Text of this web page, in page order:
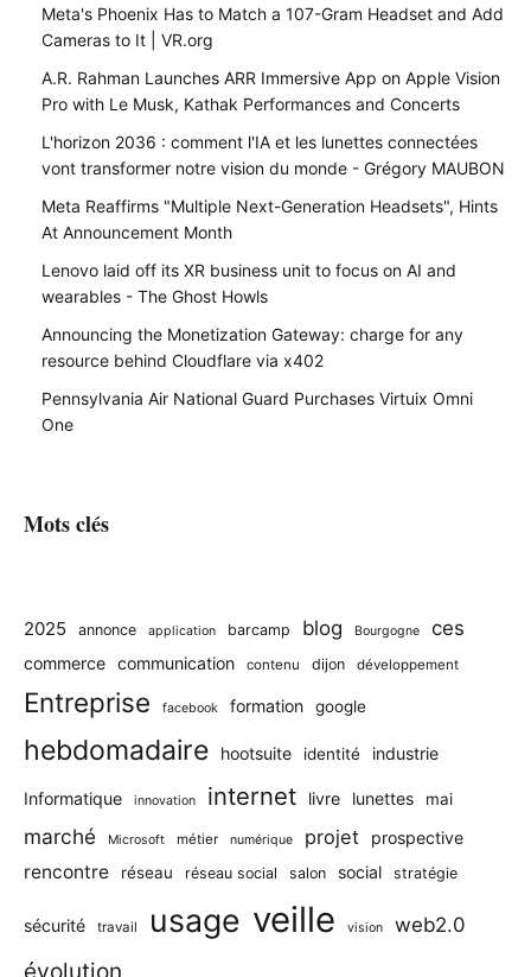
Meta's Phoenix Has to Match a 107-Gram Headset and Add
Cameras to It | VR.org
A.R. Rahman Launches ARR Immersive App on Apple Vision
Pro with Le Musk, Kathak Performances and Concerts
L'horizon 2036 : comment l'IA et les lunettes connectées
vont transformer notre vision du monde - Grégory MAUBON
Meta Reaffirms "Multiple Next-Generation Headsets", Hints
At Announcement Month
Lenovo laid off its XR business unit to focus on AI and
wearables - The Ghost Howls
Announcing the Monetization Gateway: charge for any
resource behind Cloudflare via x402
Pennsylvania Air National Guard Purchases Virtuix Omni
One
Mots clés
2025 annonce application barcamp blog Bourgogne ces
commerce communication contenu dijon développement
Entreprise facebook formation google
hebdomadaire hootsuite identité industrie
Informatique innovation internet livre lunettes mai
marché Microsoft métier numérique projet prospective
rencontre réseau réseau social salon social stratégie
sécurité travail usage veille vision web2.0
évolution